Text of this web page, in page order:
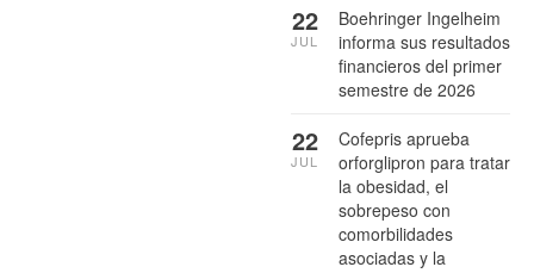
Boehringer Ingelheim
informa sus resultados
financieros del primer
semestre de 2026
22
JUL
Cofepris aprueba
orforglipron para tratar
la obesidad, el
sobrepeso con
comorbilidades
asociadas y la
22
JUL